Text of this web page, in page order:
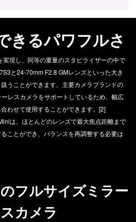
きるパワフルさ
現し、同等の重量のスタビライザーの中で
と24-70mm F2.8 GMレンズといった大き
うことができます。主要カメラブランドの
レスカメラをサポートしているため、幅広
わせて使用することができます。[2]
は、ほとんどのレンズで最大焦点距離まで
ことができ、バランスを再調整する必要は
フルサイズミラー
カメラ